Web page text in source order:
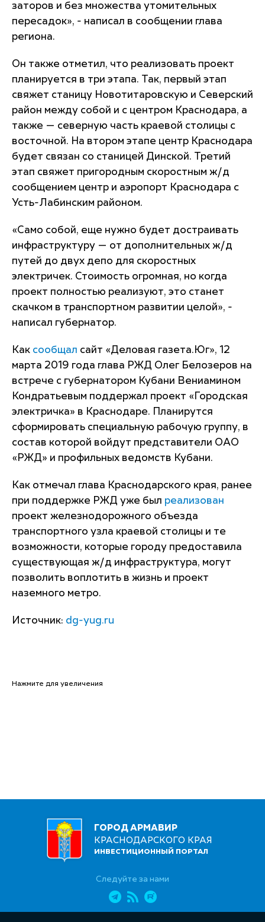
заторов и без множества утомительных
пересадок», - написал в сообщении глава
региона.
Он также отметил, что реализовать проект
планируется в три этапа. Так, первый этап
свяжет станицу Новотитаровскую и Северский
район между собой и с центром Краснодара, а
также — северную часть краевой столицы с
восточной. На втором этапе центр Краснодара
будет связан со станицей Динской. Третий
этап свяжет пригородным скоростным ж/д
сообщением центр и аэропорт Краснодара с
Усть-Лабинским районом.
«Само собой, еще нужно будет достраивать
инфраструктуру — от дополнительных ж/д
путей до двух депо для скоростных
электричек. Стоимость огромная, но когда
проект полностью реализуют, это станет
скачком в транспортном развитии целой», -
написал губернатор.
Как сообщал сайт «Деловая газета.Юг», 12
марта 2019 года глава РЖД Олег Белозеров на
встрече с губернатором Кубани Вениамином
Кондратьевым поддержал проект «Городская
электричка» в Краснодаре. Планирутся
сформировать специальную рабочую группу, в
состав которой войдут представители ОАО
«РЖД» и профильных ведомств Кубани.
Как отмечал глава Краснодарского края, ранее
при поддержке РЖД уже был реализован
проект железнодорожного объезда
транспортного узла краевой столицы и те
возможности, которые городу предоставила
существующая ж/д инфраструктура, могут
позволить воплотить в жизнь и проект
наземного метро.
Источник: dg-yug.ru
Нажмите для увеличения
ГОРОД АРМАВИР
КРАСНОДАРСКОГО КРАЯ
ИНВЕСТИЦИОННЫЙ ПОРТАЛ
Следуйте за нами